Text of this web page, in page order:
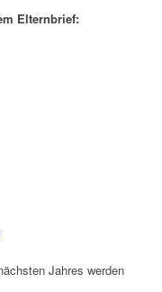
Elternbrief:
Jahres werden